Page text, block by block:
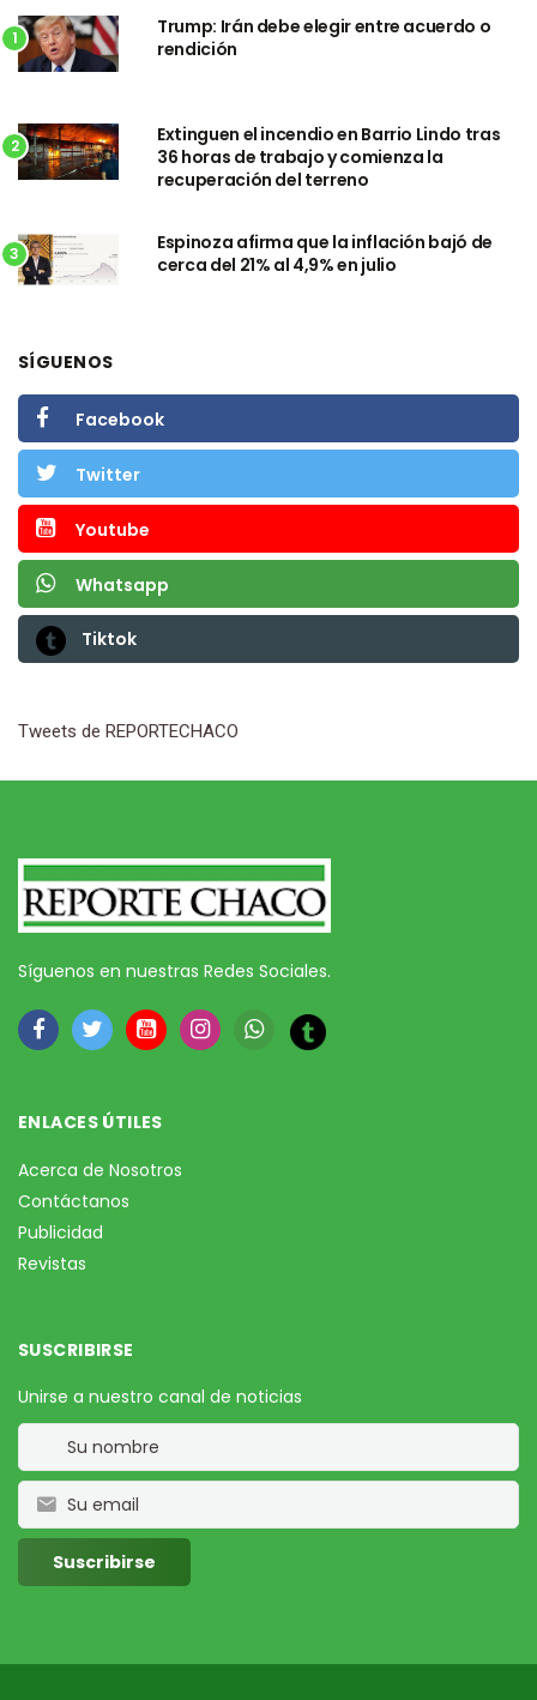
1
Trump: Irán debe elegir entre acuerdo o
rendición
2
Extinguen el incendio en Barrio Lindo tras
36 horas de trabajo y comienza la
recuperación del terreno
3
Espinoza afirma que la inflación bajó de
cerca del 21% al 4,9% en julio
SÍGUENOS
Facebook
Twitter
Youtube
Whatsapp
Tiktok
Tweets de REPORTECHACO
Síguenos en nuestras Redes Sociales.
ENLACES ÚTILES
Acerca de Nosotros
Contáctanos
Publicidad
Revistas
SUSCRIBIRSE
Unirse a nuestro canal de noticias